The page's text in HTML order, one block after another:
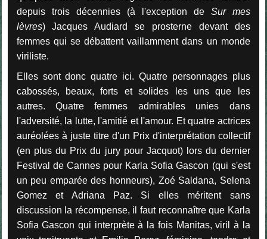
depuis trois décennies (à l'exception de Sur mes
lèvres) Jacques Audiard se prosterne devant des
femmes qui se débattent vaillamment dans un monde
viriliste.
Elles sont donc quatre ici. Quatre personnages plus
cabossés, beaux, forts et solides les uns que les
autres. Quatre femmes admirables unies dans
l'adversité, la lutte, l'amitié et l'amour. Et quatre actrices
auréolées à juste titre d'un Prix d'interprétation collectif
(en plus du Prix du jury pour Jacquot) lors du dernier
Festival de Cannes pour Karla Sofia Gascon (qui s'est
un peu emparée des honneurs), Zoé Saldana, Selena
Gomez et Adriana Paz. Si elles méritent sans
discussion la récompense, il faut reconnaître que Karla
Sofia Gascon qui interprète à la fois Manitas, viril à la